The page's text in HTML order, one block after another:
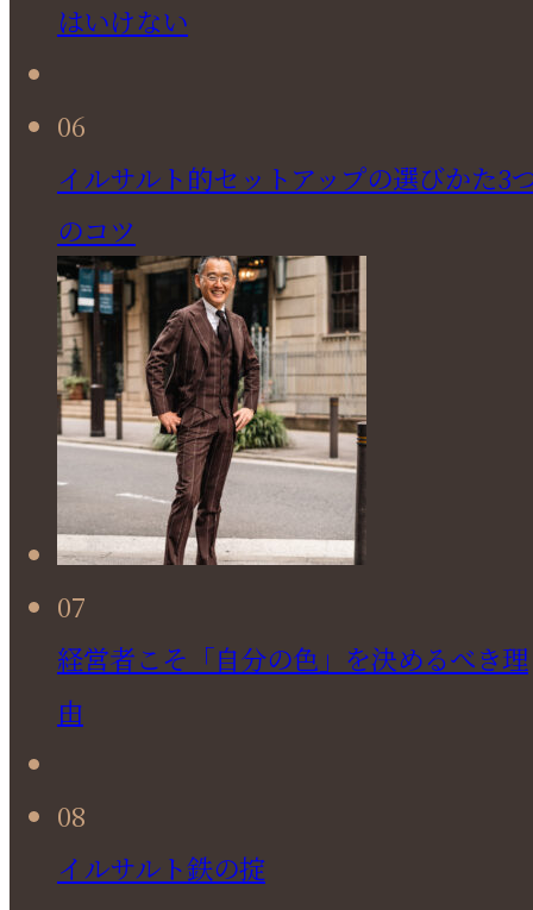
はいけない
06
イルサルト的セットアップの選びかた3
のコツ
07
経営者こそ「自分の色」を決めるべき理
由
08
イルサルト鉄の掟